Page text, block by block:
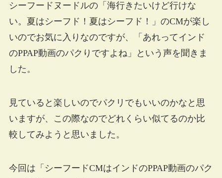
シーフードヌードルの「海行きたいけど行けな
い。夏はシーフド！夏はシーフド！」のCMが楽し
いのでお気に入りなのですが、「あれってインド
のPPAP動画のパクりですよね」という声を聞きま
した。
見ていると楽しいのでパクリでもいいのかなと思
いますが、この際なのでどれくらい似てるのか比
較してみようと思いました。
今回は「シーフードCMはインドのPPAP動画のパク